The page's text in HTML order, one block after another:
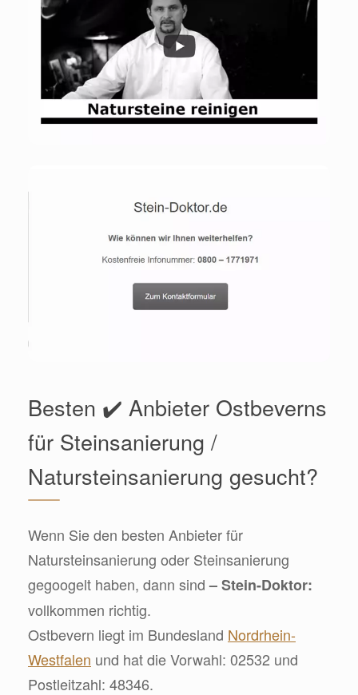
Besten ✔️ Anbieter Ostbeverns
für Steinsanierung /
Natursteinsanierung gesucht?
Wenn Sie den besten Anbieter für
Natursteinsanierung oder Steinsanierung
gegoogelt haben, dann sind– Stein-Doktor:
vollkommen richtig.
Ostbevern liegt im Bundesland Nordrhein-
Westfalen und hat die Vorwahl: 02532 und
Postleitzahl: 48346.